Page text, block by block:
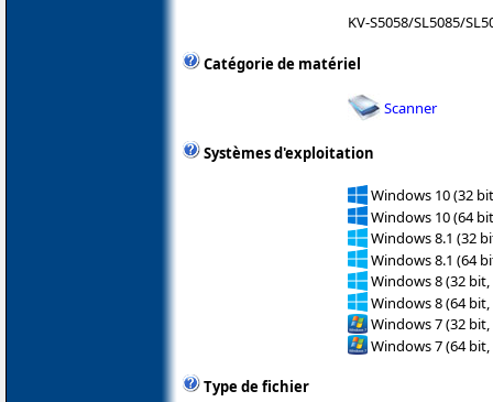
KV-S5058/SL5085/
Catégorie de matériel
Scanner
Systèmes d'exploitation
Windows 10 (32
Windows 10 (64
Windows 8.1 (32
Windows 8.1 (64
Windows 8 (32 bit,
Windows 8 (64 bit,
Windows 7 (32 bit,
Windows 7 (64 bit,
Type de fichier